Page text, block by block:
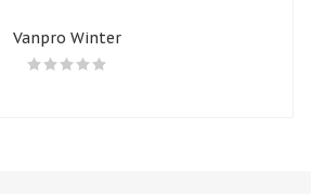
Vanpro Winter